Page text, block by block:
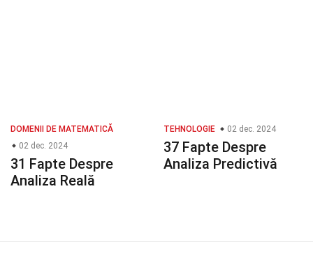
DOMENII DE MATEMATICĂ
02 dec. 2024
31 Fapte Despre
Analiza Reală
TEHNOLOGIE 02 dec. 2024
37 Fapte Despre
Analiza Predictivă